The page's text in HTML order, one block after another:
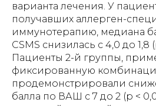
варианта лечения. У
получавших аллерген-
иммунотерапию, медиана
CSMS снизилась с 4,0 до 1,8
Пациенты 2-й группы,
фиксированную
продемонстрировали
балла по ВАШ с 7 до 2 (р <